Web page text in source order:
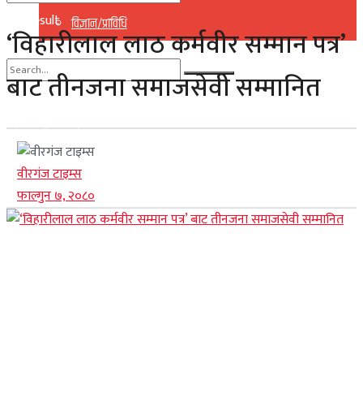
विज्ञान/प्राविधि
No Result
View All Result
No Result
View All Result
‘विहारीलाल लाठ कर्मवीर सम्मान पत्र’
बाट तीनजना समाजसेवी सम्मानित
वीरगंज टाइम्स
फाल्गुन ७, २०८०